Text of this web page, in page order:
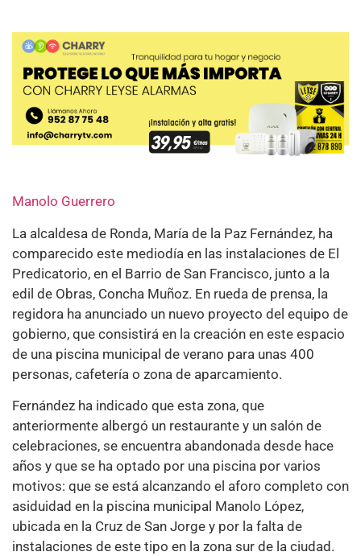
Manolo Guerrero
La alcaldesa de Ronda, María de la Paz Fernández, ha
comparecido este mediodía en las instalaciones de El
Predicatorio, en el Barrio de San Francisco, junto a la
edil de Obras, Concha Muñoz. En rueda de prensa, la
regidora ha anunciado un nuevo proyecto del equipo de
gobierno, que consistirá en la creación en este espacio
de una piscina municipal de verano para unas 400
personas, cafetería o zona de aparcamiento.
Fernández ha indicado que esta zona, que
anteriormente albergó un restaurante y un salón de
celebraciones, se encuentra abandonada desde hace
años y que se ha optado por una piscina por varios
motivos: que se está alcanzando el aforo completo con
asiduidad en la piscina municipal Manolo López,
ubicada en la Cruz de San Jorge y por la falta de
instalaciones de este tipo en la zona sur de la ciudad.